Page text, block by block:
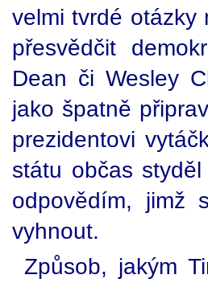
velmi tvrdé otázky
přesvědčit
Dean či Wesley
jako špatně
prezidentovi
státu občas
odpovědím, jimž
vyhnout.
Způsob, jakým